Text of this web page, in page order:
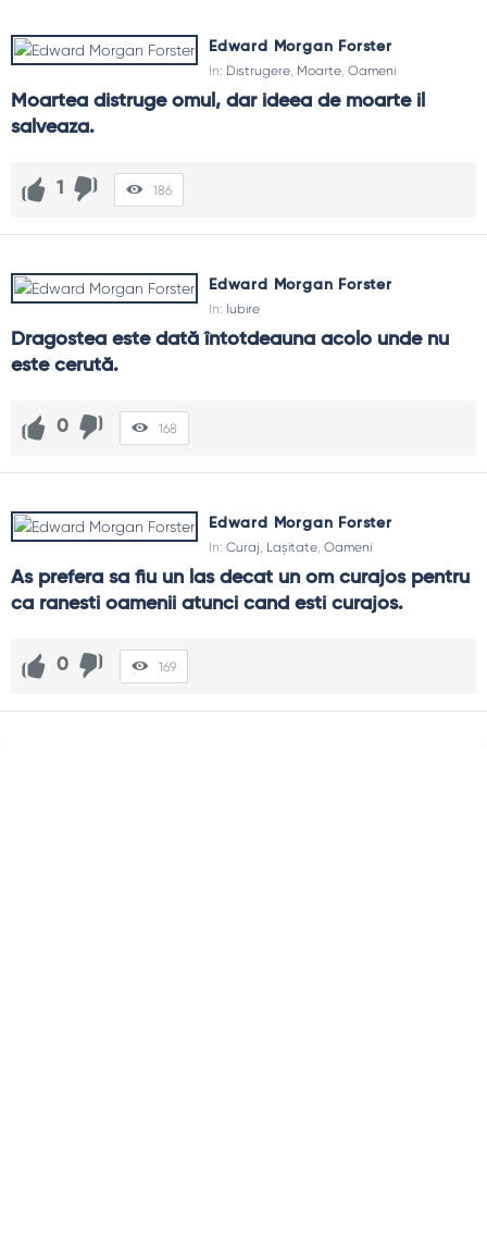
Edward Morgan Forster
In: Distrugere Moarte Oameni
Moartea distruge omul, dar ideea de moarte il
salveaza.
1 186
Edward Morgan Forster
In: Iubire
Dragostea este dată întotdeauna acolo unde nu
este cerută.
0 168
Edward Morgan Forster
In: Curaj Lașitate Oameni
As prefera sa fiu un las decat un om curajos pentru
ca ranesti oamenii atunci cand esti curajos.
0 169